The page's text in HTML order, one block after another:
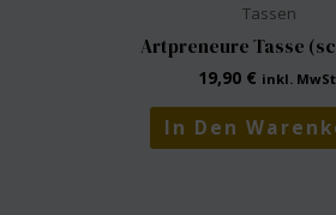
Tassen
Artpreneure Tasse
19,90 € inkl. MwSt.
In Den